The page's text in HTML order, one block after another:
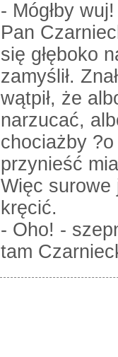
- Mógłby
Pan
się głęboko
zamyślił.
wątpił, że
narzucać,
chociażby
przynieść
Więc surowe
kręcić.
- Oho! -
tam